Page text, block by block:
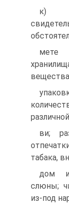
к)
мете
ви;
табака,
дом и
слюны;
из-под